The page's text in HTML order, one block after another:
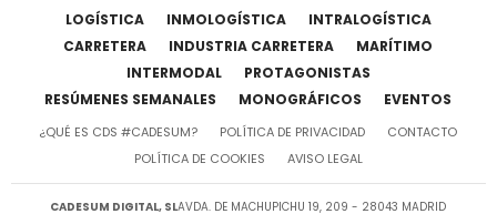
LOGÍSTICA INMOLOGÍSTICA
INTRALOGÍSTICA
CARRETERA
INDUSTRIA CARRETERA
MARÍTIMO
INTERMODAL
PROTAGONISTAS
RESÚMENES SEMANALES
MONOGRÁFICOS EVENTOS
¿QUÉ ES CDS #CADESUM? POLÍTICA DE PRIVACIDAD
CONTACTO
POLÍTICA DE COOKIES
AVISO LEGAL
CADESUM DIGITAL, SLAVDA. DE MACHUPICHU 19, 209 - 28043 MADRID